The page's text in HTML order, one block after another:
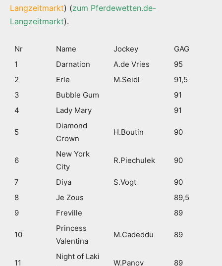
Langzeitmarkt) (zum Pferdewetten.de-
Langzeitmarkt).
Nr Name Jockey
GAG
1
Darnation A.de Vries
95
2
Erle M.Seidl
91,5
3
Bubble Gum
91
4
Lady Mary 91
5
Diamond
Crown
H.Boutin 90
6
New York
City
R.Piechulek 90
7 Diya S.Vogt
90
8
Je Zous
89,5
9
Freville 89
10
Princess
Valentina
M.Cadeddu 89
11
Night of Laki
W.Panov 89